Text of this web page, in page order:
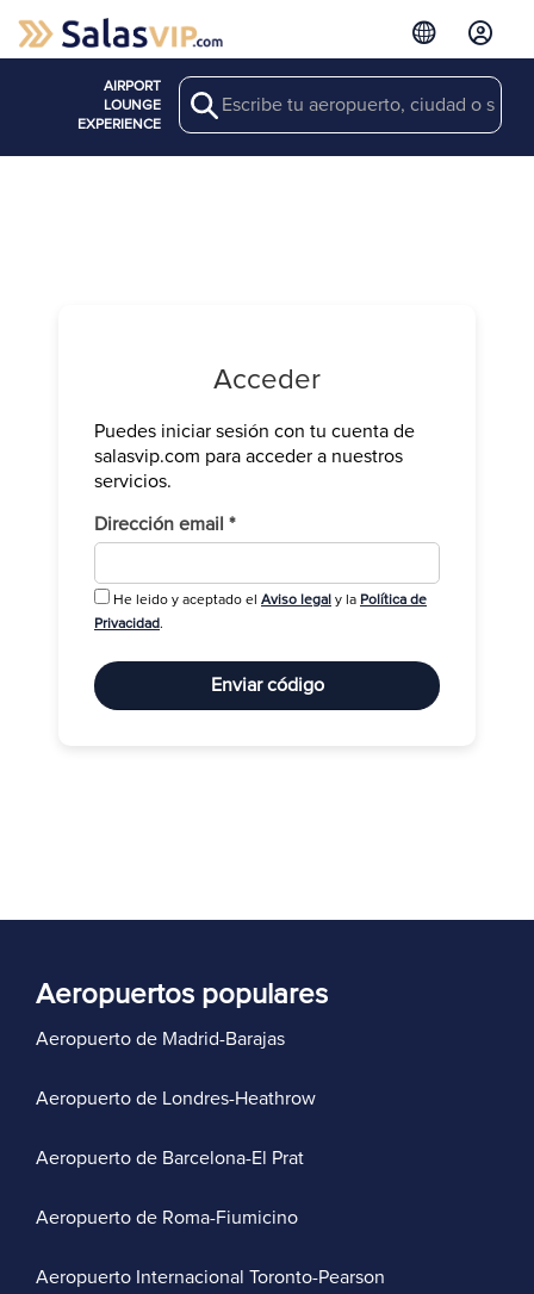
AIRPORT
LOUNGE
EXPERIENCE
Search
Acceder
Puedes iniciar sesión con tu cuenta de
salasvip.com para acceder a nuestros
servicios.
Dirección email *Obligatorio
He leido y aceptado el Aviso legal y la Política de
Privacidad.
Enviar código
Aeropuertos populares
Aeropuerto de Madrid-Barajas
Aeropuerto de Londres-Heathrow
Aeropuerto de Barcelona-El Prat
Aeropuerto de Roma-Fiumicino
Aeropuerto Internacional Toronto-Pearson